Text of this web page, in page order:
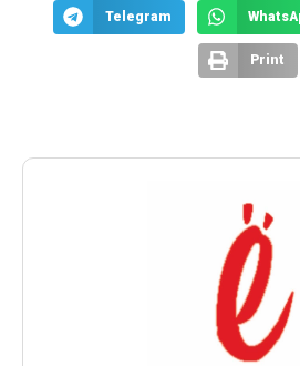
Telegram
Print